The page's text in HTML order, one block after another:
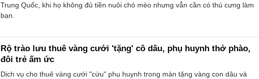
Trung Quốc, khi họ không đủ tiền nuôi chó mèo nhưng vẫn cần có thú cưng làm
bạn.
Rộ trào lưu thuê vàng cưới 'tặng' cô dâu, phụ huynh thở phào,
đôi trẻ ấm ức
Dịch vụ cho thuê vàng cưới "cứu" phụ huynh trong màn tặng vàng con dâu và